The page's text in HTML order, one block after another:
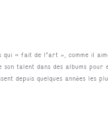
« fait de l’art », comme il
talent dans des albums pour
depuis quelques années les